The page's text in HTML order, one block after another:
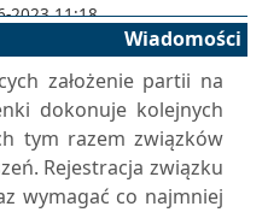
2023 11:18
Wiadomości
założenie partii na
dokonuje kolejnych
tym razem związków
Rejestracja związku
wymagać co najmniej